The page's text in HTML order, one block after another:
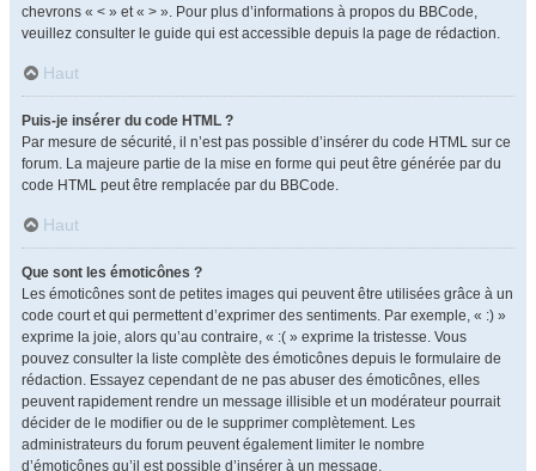
chevrons « < » et « > ». Pour plus d’informations à propos du BBCode,
veuillez consulter le guide qui est accessible depuis la page de rédaction.
Haut
Puis-je insérer du code HTML ?
Par mesure de sécurité, il n’est pas possible d’insérer du code HTML sur ce
forum. La majeure partie de la mise en forme qui peut être générée par du
code HTML peut être remplacée par du BBCode.
Haut
Que sont les émoticônes ?
Les émoticônes sont de petites images qui peuvent être utilisées grâce à un
code court et qui permettent d’exprimer des sentiments. Par exemple, « :) »
exprime la joie, alors qu’au contraire, « :( » exprime la tristesse. Vous
pouvez consulter la liste complète des émoticônes depuis le formulaire de
rédaction. Essayez cependant de ne pas abuser des émoticônes, elles
peuvent rapidement rendre un message illisible et un modérateur pourrait
décider de le modifier ou de le supprimer complètement. Les
administrateurs du forum peuvent également limiter le nombre
d’émoticônes qu’il est possible d’insérer à un message.